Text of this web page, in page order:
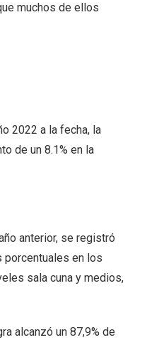
muchos de ellos
2022 a la fecha, la
de un 8.1% en la
anterior, se registró
porcentuales en los
sala cuna y medios,
alcanzó un 87,9% de